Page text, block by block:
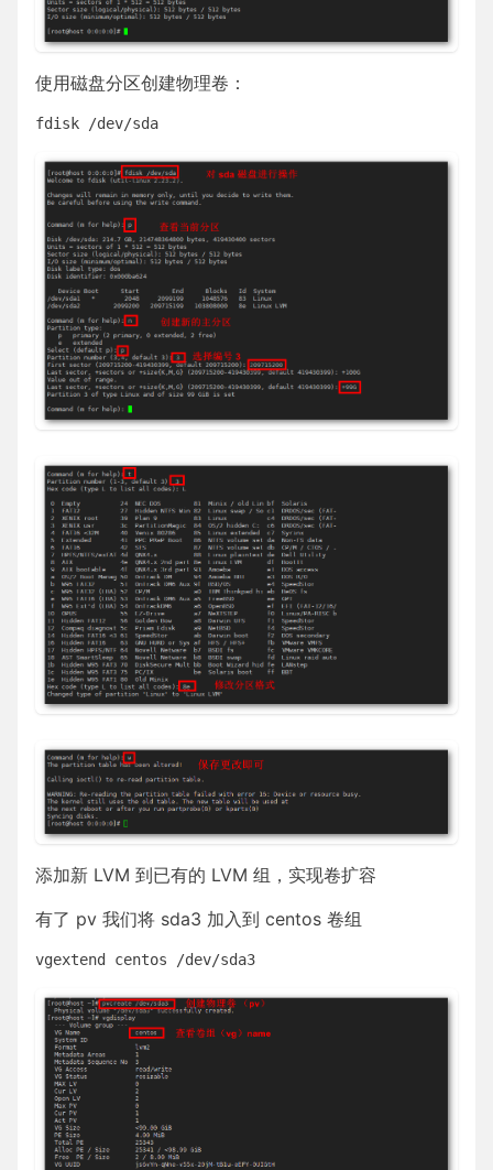
使用磁盘分区创建物理卷：
添加新 LVM 到已有的 LVM 组，实现卷扩容
有了 pv 我们将 sda3 加入到 centos 卷组